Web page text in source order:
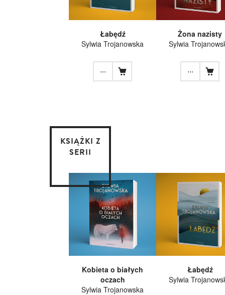
Łabędź
Sylwia Trojanowska
...
Żona nazisty
Sylwia
...
KSIĄŻKI Z
SERII
Kobieta o białych
oczach
Sylwia Trojanowska
Łabędź
Sylwia